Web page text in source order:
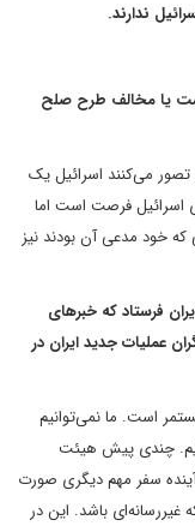
ندارند.
یا مخالف طرح صلح
می‌کنند اسرائیل یک
اسرائیل فرصت است اما
خود مدعی آن بودند نیز
فرستاد که خبرهای
عملیات جدید ایران در
است. ما نمی‌توانیم
چندی ‌پیش هیئت
سفر مهم دیگری صورت
باشد. این در